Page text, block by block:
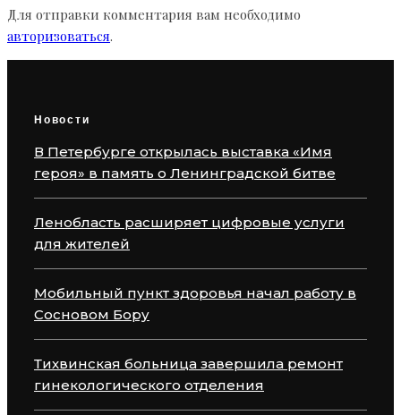
Для отправки комментария вам необходимо
авторизоваться.
Новости
В Петербурге открылась выставка «Имя
героя» в память о Ленинградской битве
Ленобласть расширяет цифровые услуги
для жителей
Мобильный пункт здоровья начал работу в
Сосновом Бору
Тихвинская больница завершила ремонт
гинекологического отделения